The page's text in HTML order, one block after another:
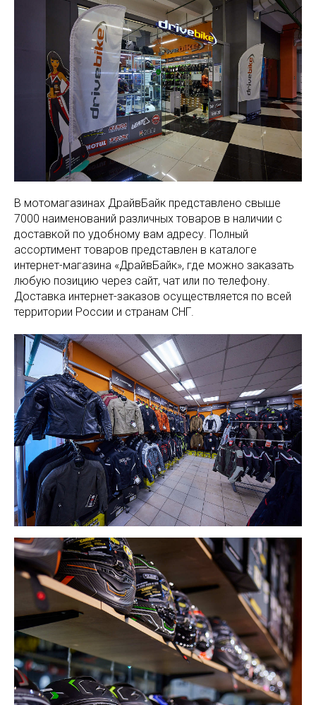
В мотомагазинах ДрайвБайк представлено свыше
7000 наименований различных товаров в наличии с
доставкой по удобному вам адресу. Полный
ассортимент товаров представлен в каталоге
интернет-магазина «ДрайвБайк», где можно заказать
любую позицию через сайт, чат или по телефону.
Доставка интернет-заказов осуществляется по всей
территории России и странам СНГ.